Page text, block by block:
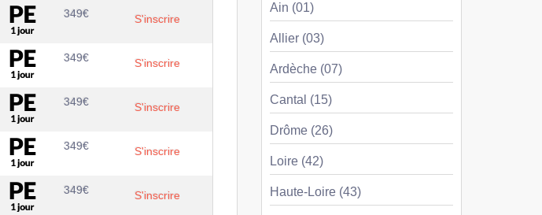
349€ S'inscrire
349€ S'inscrire
349€ S'inscrire
349€ S'inscrire
349€ S'inscrire
Ain (01)
Allier (03)
Ardèche (07)
Cantal (15)
Drôme (26)
Loire (42)
Haute-Loire (43)